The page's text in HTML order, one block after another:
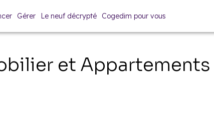
Gérer Le neuf décrypté Cogedim pour vous
et